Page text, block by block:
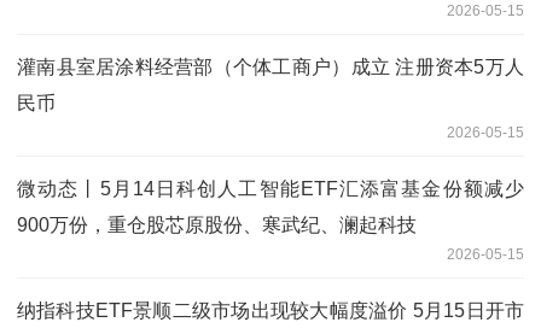
2026-05-15
灌南县室居涂料经营部（个体工商户）成立 注册资本5万人
民币
2026-05-15
微动态丨5月14日科创人工智能ETF汇添富基金份额减少
900万份，重仓股芯原股份、寒武纪、澜起科技
2026-05-15
纳指科技ETF景顺二级市场出现较大幅度溢价 5月15日开市